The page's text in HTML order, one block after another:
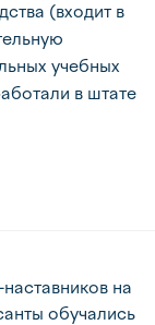
(входит в
учебных
в штате
на
обучались